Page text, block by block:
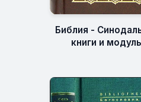
Библия -
книги и